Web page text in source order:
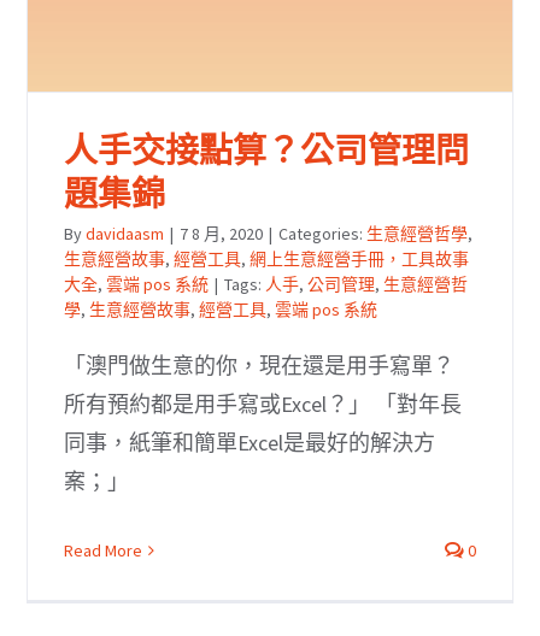
人手交接點算？公司管理問
題集錦
Bydavidaasm | 7 8 月, 2020 | Categories: 生意經營哲學,
生意經營故事,經營工具,網上生意經營手冊，工具故事
大全,雲端 pos 系統 | Tags: 人手,公司管理, 生意經營哲
學, 生意經營故事,經營工具,雲端 pos 系統
「澳門做生意的你，現在還是用手寫單？
所有預約都是用手寫或Excel？」 「對年長
同事，紙筆和簡單Excel是最好的解決方
案；」
Read More 0